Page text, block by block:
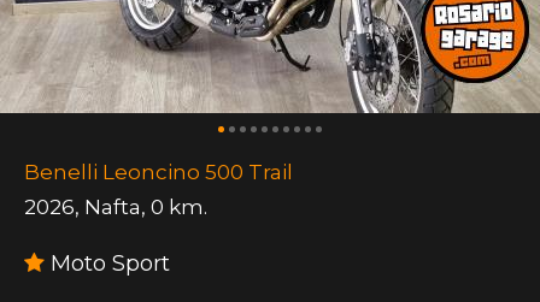
Benelli Leoncino 500 Trail
2026, Nafta, 0 km.
Moto Sport